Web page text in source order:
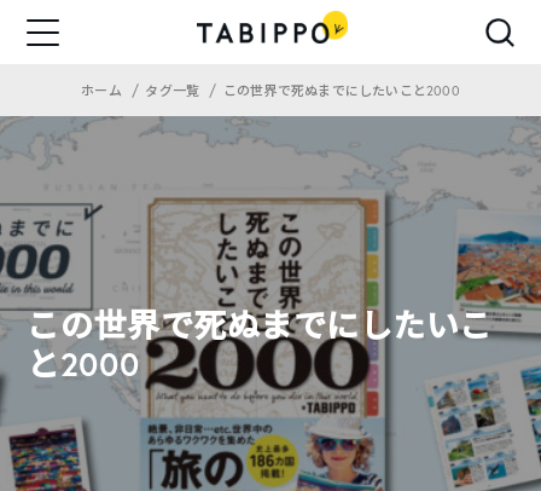
ホーム タグ一覧 この世界で死ぬまでにしたいこと2000
この世界で死ぬまでにしたいこ
と2000